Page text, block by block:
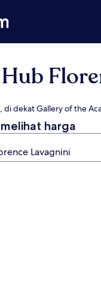
dekat Gallery of the
harga